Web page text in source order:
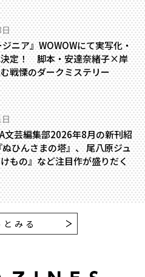
ニア』WOWOWにて実写化・
決定！ 脚本・安達奈緒子×岸
戦慄のダークミステリー
文芸編集部2026年8月の新刊紹
ひんさまの塔』、 尾八原ジュ
もの』など注目作が盛りだく
とみる